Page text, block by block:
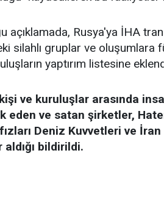
açıklamada, Rusya'ya İHA
silahlı gruplar ve oluşumlara
yaptırım listesine
ve kuruluşlar arasında
eden ve satan şirketler,
Deniz Kuvvetleri ve İran
bildirildi.